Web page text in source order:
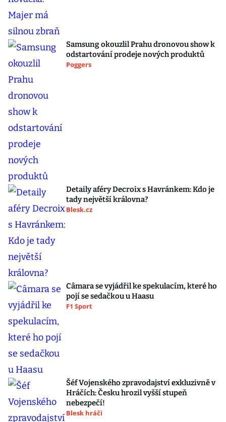
Samsung okouzlil Prahu dronovou show k
odstartování prodeje nových produktů
Poggers
Detaily aféry Decroix s Havránkem: Kdo je
tady největší královna?
Blesk.cz
Câmara se vyjádřil ke spekulacím, které ho
pojí se sedačkou u Haasu
F1 Sport
Šéf Vojenského zpravodajství exkluzivně v
Hráčích: Česku hrozil vyšší stupeň
nebezpečí!
Blesk hráči